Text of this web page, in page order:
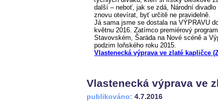
další – neboť, jak se zdá, Národní
znovu otevírat, byť určitě ne pravidelně.
Já sama jsme se dostala na VÝPRAVU
květnu 2016. Zatímco premiérový
Stavovském, Šaráda na Nové scéně a
podzim loňského roku 2015.
Vlastenecká výprava ve zlaté kapličce
Vlastenecká výprava ve
publikováno: 4.7.2016